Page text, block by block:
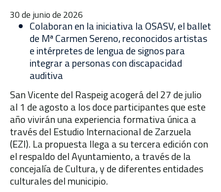
30 de junio de 2026
Colaboran en la iniciativa la OSASV, el ballet
de Mª Carmen Sereno, reconocidos artistas
e intérpretes de lengua de signos para
integrar a personas con discapacidad
auditiva
San Vicente del Raspeig acogerá del 27 de julio
al 1 de agosto a los doce participantes que este
año vivirán una experiencia formativa única a
través del Estudio Internacional de Zarzuela
(EZI). La propuesta llega a su tercera edición con
el respaldo del Ayuntamiento, a través de la
concejalía de Cultura, y de diferentes entidades
culturales del municipio.